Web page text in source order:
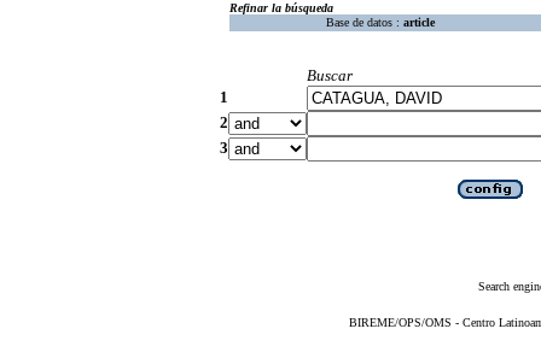
Refinar la búsqueda
Base de datos : article
Buscar
1
2
3
Search
BIREME/OPS/OMS - Centro